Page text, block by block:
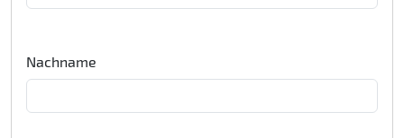
Nachname